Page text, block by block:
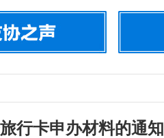
行卡申办材料的通知